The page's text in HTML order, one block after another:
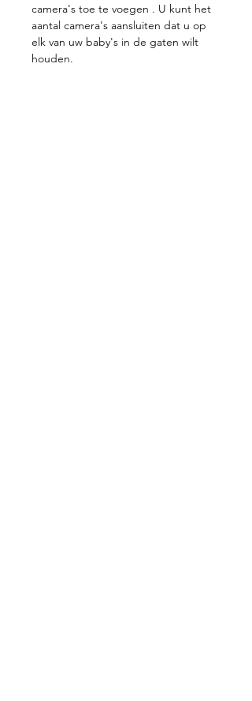
camera's toe te voegen . U kunt het
aantal camera's aansluiten dat u op
elk van uw baby's in de gaten wilt
houden.